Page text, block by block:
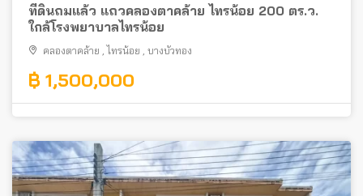
ที่ดินถมแล้ว แถวคลองตาคล้าย ไทรน้อย 200 ตร.ว.
ใกล้โรงพยาบาลไทรน้อย
คลองตาคล้าย , ไทรน้อย , บางบัวทอง
฿ 1,500,000